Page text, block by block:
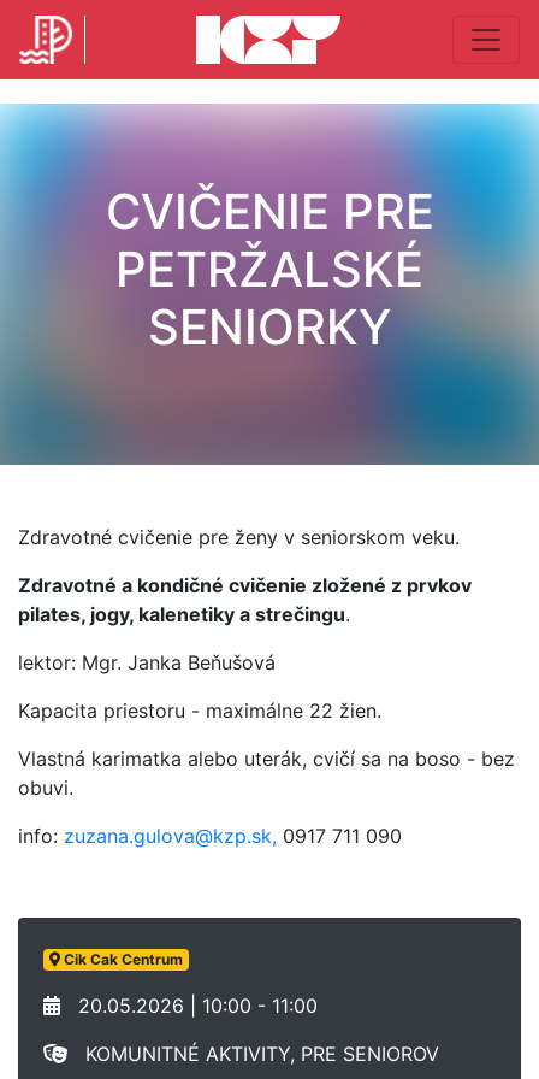
CVIČENIE PRE
PETRŽALSKÉ
SENIORKY
Zdravotné cvičenie pre ženy v seniorskom veku.
Zdravotné a kondičné cvičenie zložené z prvkov
pilates, jogy, kalenetiky a strečingu.
lektor: Mgr. Janka Beňušová
Kapacita priestoru - maximálne 22 žien.
Vlastná karimatka alebo uterák, cvičí sa na boso - bez
obuvi.
info: zuzana.gulova@kzp.sk, 0917 711 090
Cik Cak Centrum
20.05.2026 | 10:00 - 11:00
KOMUNITNÉ AKTIVITY, PRE SENIOROV